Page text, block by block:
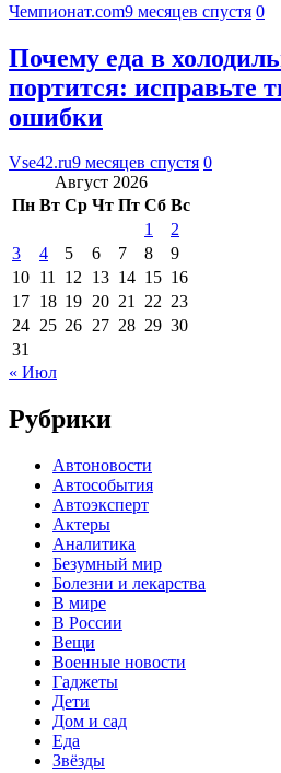
Чемпионат.com9 месяцев спустя 0
Почему еда в
портится: исправьте
ошибки
Vse42.ru9 месяцев спустя 0
Август 2026
Пн Вт Ср Чт Пт Сб Вс
1
2
3
4 5 6 7 8
9
10 11 12 13 14 15 16
17 18 19 20 21 22 23
24 25 26 27 28 29 30
31
« Июл
Рубрики
Автоновости
Автособытия
Автоэксперт
Актеры
Аналитика
Безумный мир
Болезни и лекарства
В мире
В России
Вещи
Военные новости
Гаджеты
Дети
Дом и сад
Еда
Звёзды